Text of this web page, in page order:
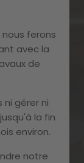
ferons
avec la
de
ni gérer ni
la fin
environ.
notre
astuces